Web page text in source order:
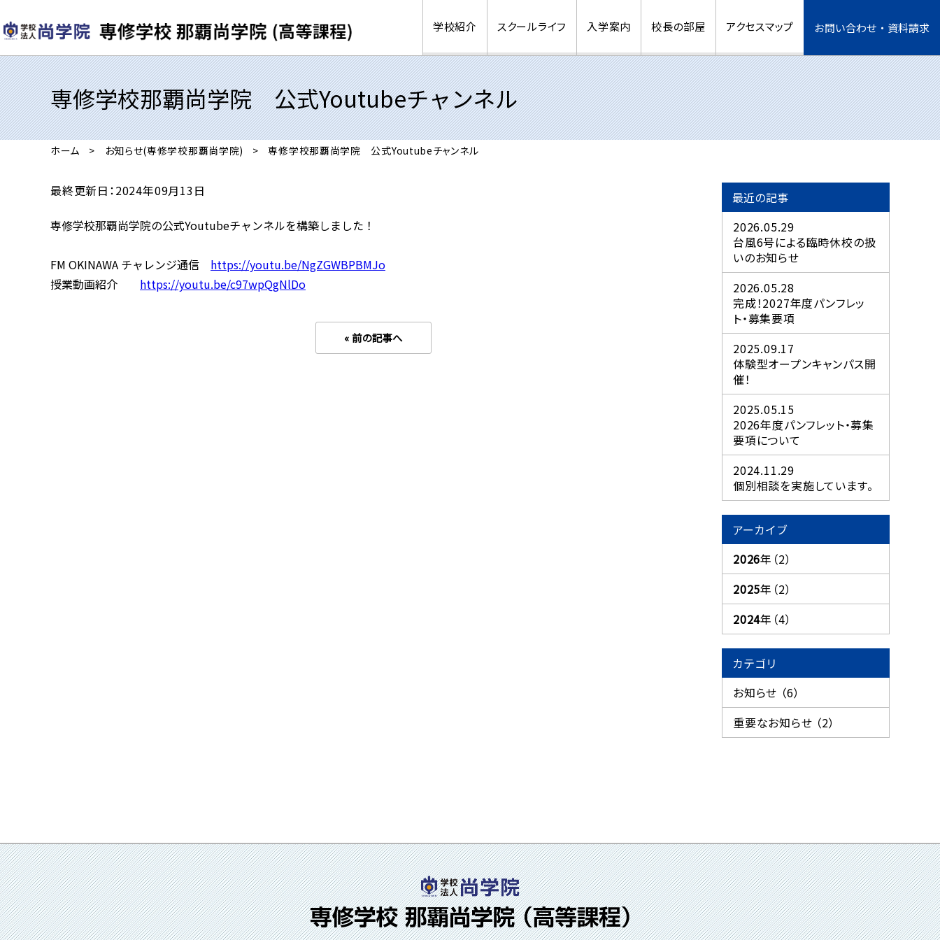
学校紹介 スクールライフ 入学案内 校長の部屋 アクセスマップ お問い合わせ・資料請求
専修学校那覇尚学院 公式Youtubeチャンネル
ホーム お知らせ(専修学校那覇尚学院) 専修学校那覇尚学院 公式Youtubeチャンネル
最終更新日：2024年09月13日
専修学校那覇尚学院の公式Youtubeチャンネルを構築しました！
FM OKINAWA チャレンジ通信 https://youtu.be/NgZGWBPBMJo
授業動画紹介 https://youtu.be/c97wpQgNlDo
« 前の記事へ
最近の記事
2026.05.29
台風6号による臨時休校の扱
いのお知らせ
2026.05.28
完成！2027年度パンフレッ
ト・募集要項
2025.09.17
体験型オープンキャンパス開
催！
2025.05.15
2026年度パンフレット・募集
要項について
2024.11.29
個別相談を実施しています。
アーカイブ
2026年（2）
2025年（2）
2024年（4）
カテゴリ
お知らせ （6）
重要なお知らせ （2）